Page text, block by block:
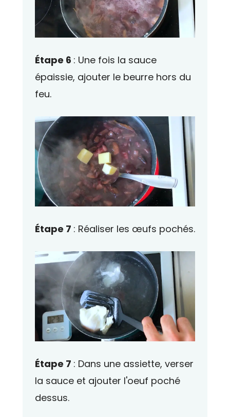
Étape 6 : Une fois la sauce
épaissie, ajouter le beurre hors du
feu.
Étape 7 : Réaliser les œufs pochés.
Étape 7 : Dans une assiette, verser
la sauce et ajouter l'oeuf poché
dessus.